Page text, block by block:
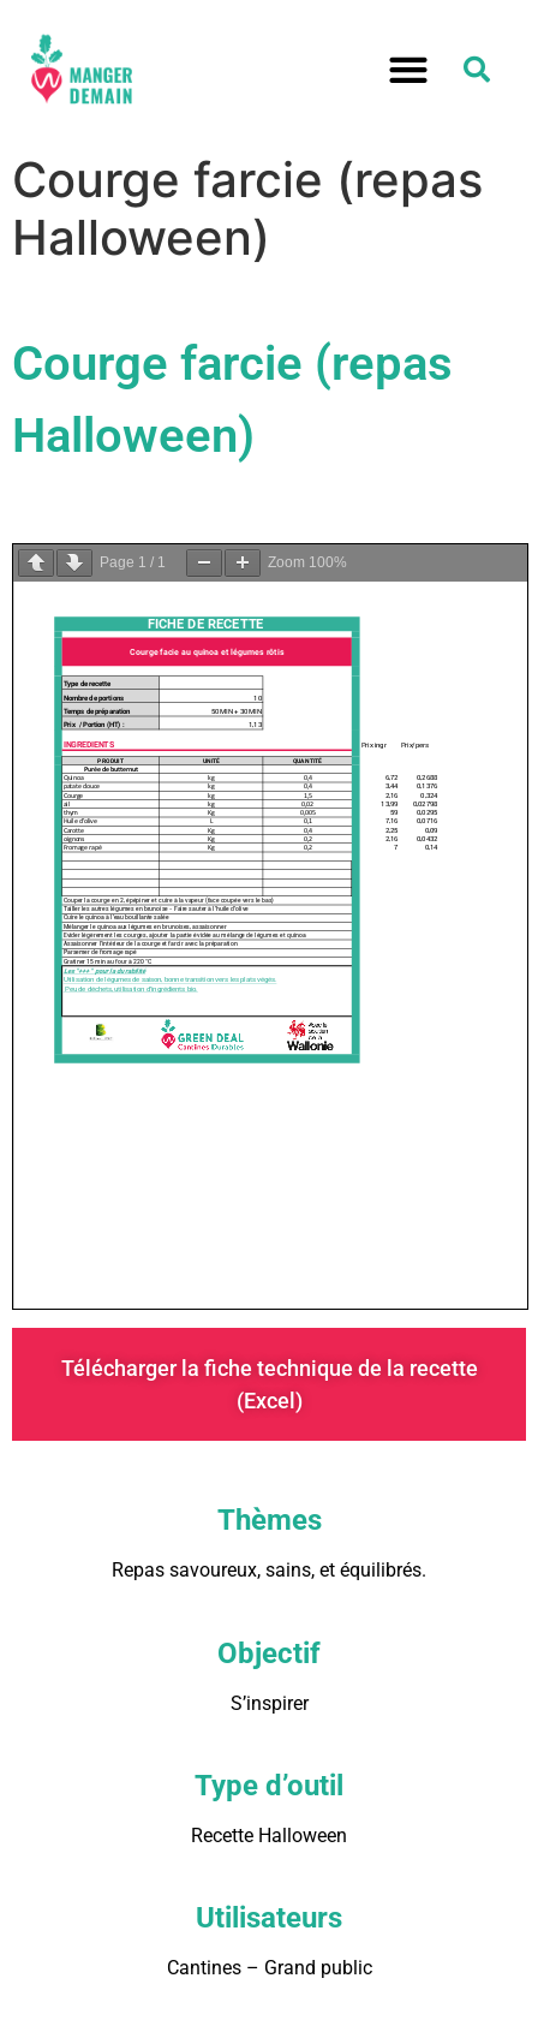
Courge farcie (repas
Halloween)
Courge farcie (repas
Halloween)
Page 1 / 1 Zoom 100%
Télécharger la fiche technique de la recette
(Excel)
Thèmes
Repas savoureux, sains, et équilibrés.
Objectif
S’inspirer
Type d’outil
Recette Halloween
Utilisateurs
Cantines – Grand public